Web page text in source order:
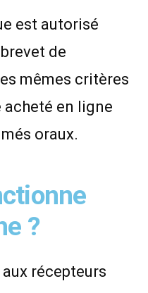
est autorisé
de
mêmes critères
en ligne
oraux.
?
récepteurs